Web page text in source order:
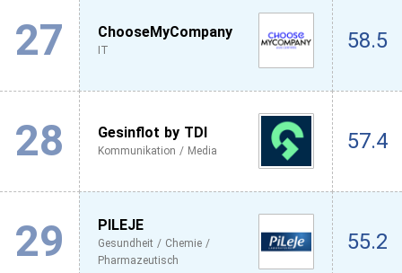
27 ChooseMyCompany
IT 58.5
28 Gesinflot by TDI
Kommunikation / Media 57.4
29 PILEJE
Gesundheit / Chemie /
Pharmazeutisch
55.2